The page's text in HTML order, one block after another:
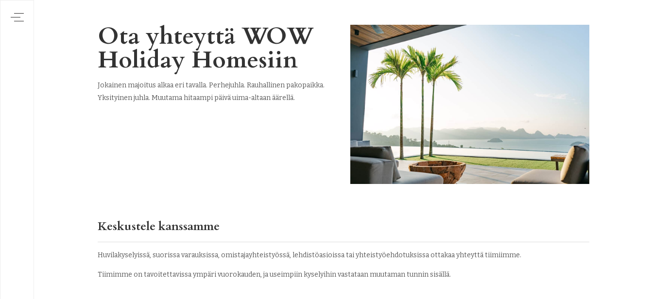
Ota yhteyttä WOW
Holiday Homesiin
Jokainen majoitus alkaa eri tavalla. Perhejuhla. Rauhallinen pakopaikka.
Yksityinen juhla. Muutama hitaampi päivä uima-altaan äärellä.
Keskustele kanssamme
Huvilakyselyissä, suorissa varauksissa, omistajayhteistyössä, lehdistöasioissa tai yhteistyöehdotuksissa ottakaa yhteyttä tiimiimme.
Tiimimme on tavoitettavissa ympäri vuorokauden, ja useimpiin kyselyihin vastataan muutaman tunnin sisällä.